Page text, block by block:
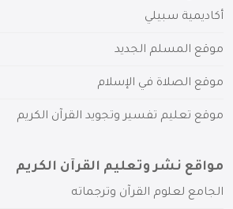
أكاديمية سبيلي
موقع المسلم الجديد
موقع الصلاة في الإسلام
موقع تعليم تفسير وتجويد القرآن الكريم
مواقع نشر وتعليم القرآن الكريم
الجامع لعلوم القرآن وترجماته